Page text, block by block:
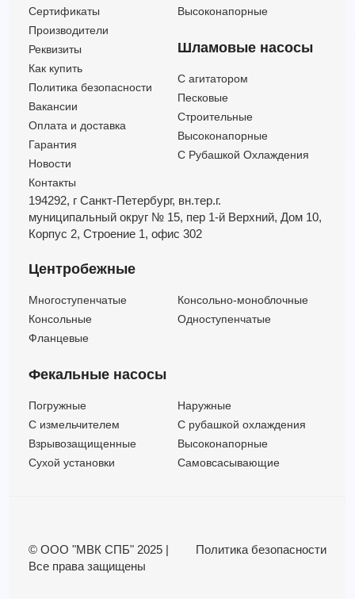
Сертификаты
Производители
Реквизиты
Как купить
Политика безопасности
Вакансии
Оплата и доставка
Гарантия
Новости
Контакты
Высоконапорные
Шламовые насосы
C агитатором
Песковые
Строительные
Высоконапорные
С Рубашкой Охлаждения
194292, г Санкт-Петербург, вн.тер.г.
муниципальный округ № 15, пер 1-й Верхний, Дом 10,
Корпус 2, Строение 1, офис 302
Центробежные
Многоступенчатые
Консольно-моноблочные
Консольные
Одноступенчатые
Фланцевые
Фекальные насосы
Погружные
Наружные
C измельчителем
С рубашкой охлаждения
Взрывозащищенные
Высоконапорные
Сухой установки
Самовсасывающие
© ООО "МВК СПБ" 2025 |
Все права защищены
Политика безопасности